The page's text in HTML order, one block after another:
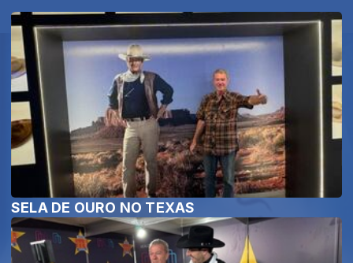
SELA DE OURO NO TEXAS